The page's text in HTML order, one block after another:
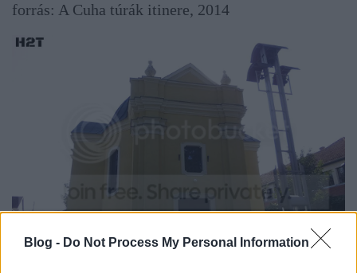
Blog - Do Not Process My Personal Information
forrás: A Cuha túrák itinere, 2014